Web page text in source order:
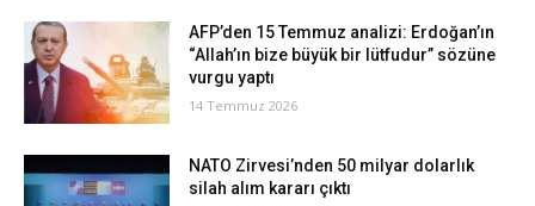
AFP’den 15 Temmuz analizi: Erdoğan’ın
“Allah’ın bize büyük bir lütfudur” sözüne
vurgu yaptı
14 Temmuz 2026
NATO Zirvesi’nden 50 milyar dolarlık
silah alım kararı çıktı